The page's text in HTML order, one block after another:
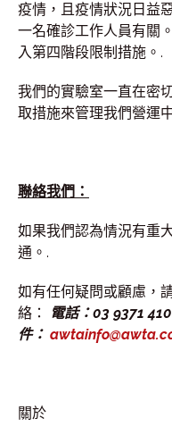
疫情，且疫情狀況日益
一名確診工作人員有關
入第四階段限制措施。.
我們的實驗室一直在密
取措施來管理我們營運
聯絡我們：
如果我們認為情況有重
通。.
如有任何疑問或顧慮，
絡：
電話：03 9371
件：
關於